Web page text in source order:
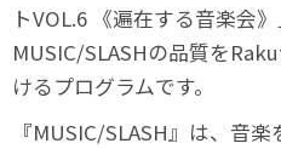
トVOL.6 《遍在する⾳楽会
MUSIC/SLASHの品質を
けるプログラムです。
『MUSIC/SLASH』は、音